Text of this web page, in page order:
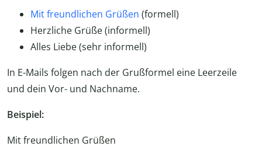
Mit freundlichen Grüßen (formell)
Herzliche Grüße (informell)
Alles Liebe (sehr informell)
In E-Mails folgen nach der Grußformel eine Leerzeile
und dein Vor- und Nachname.
Beispiel:
Mit freundlichen Grüßen